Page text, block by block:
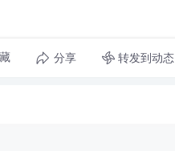
分享 转发到动态